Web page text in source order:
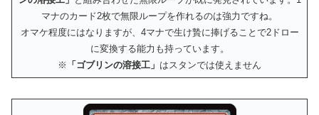
マナのカード2枚で無限ループを作れるのは強力ですね。
オマケ程度にはなりますが、4マナで生け贄に捧げることで2ドロー
に変換する能力も持っています。
※ 「ゴブリンの溶接工」 はスタンでは使えません